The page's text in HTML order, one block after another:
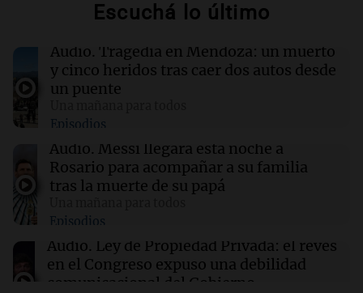
14:21 Deportes Rosario
El recuerdo de Ignacio Boero al padre de
Lionel Messi: “Hasta siempre, Jorge”
14:17 Una mañana para todos
Casabindo se prepara para una celebración
única: 30.000 turistas y el tradicional Toreo de
la Vincha
14:17 Deportes
San Lorenzo y Huracán se enfrentan en un
nuevo clásico del fútbol argentino este
domingo
Escuchá lo último
Audio. Tragedia en Mendoza: un muerto
y cinco heridos tras caer dos autos desde
un puente
Episodios
Audio. Messi llegará esta noche a
Rosario para acompañar a su familia
tras la muerte de su papá
Episodios
Audio. Ley de Propiedad Privada: el revés
en el Congreso expuso una debilidad
comunicacional del Gobierno